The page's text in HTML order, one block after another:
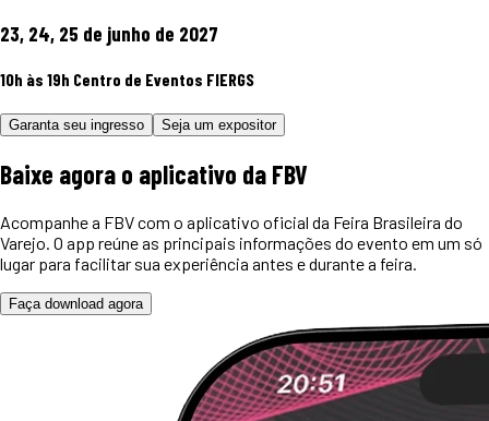
23, 24, 25 de junho de 2027
10h às 19h Centro de Eventos FIERGS
Garanta seu ingresso Seja um expositor
Baixe agora o aplicativo da FBV
Acompanhe a FBV com o aplicativo oficial da Feira Brasileira do
Varejo. O app reúne as principais informações do evento em um só
lugar para facilitar sua experiência antes e durante a feira.
Faça download agora